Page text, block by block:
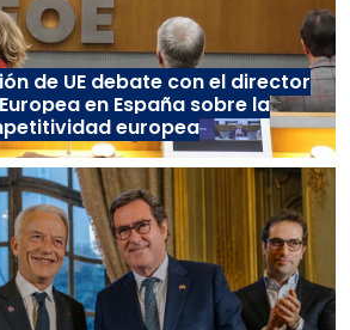
de UE debate con el director
en España sobre la
europea